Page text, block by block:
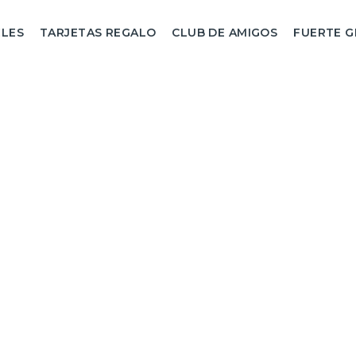
TARJETAS REGALO CLUB DE AMIGOS FUERTE